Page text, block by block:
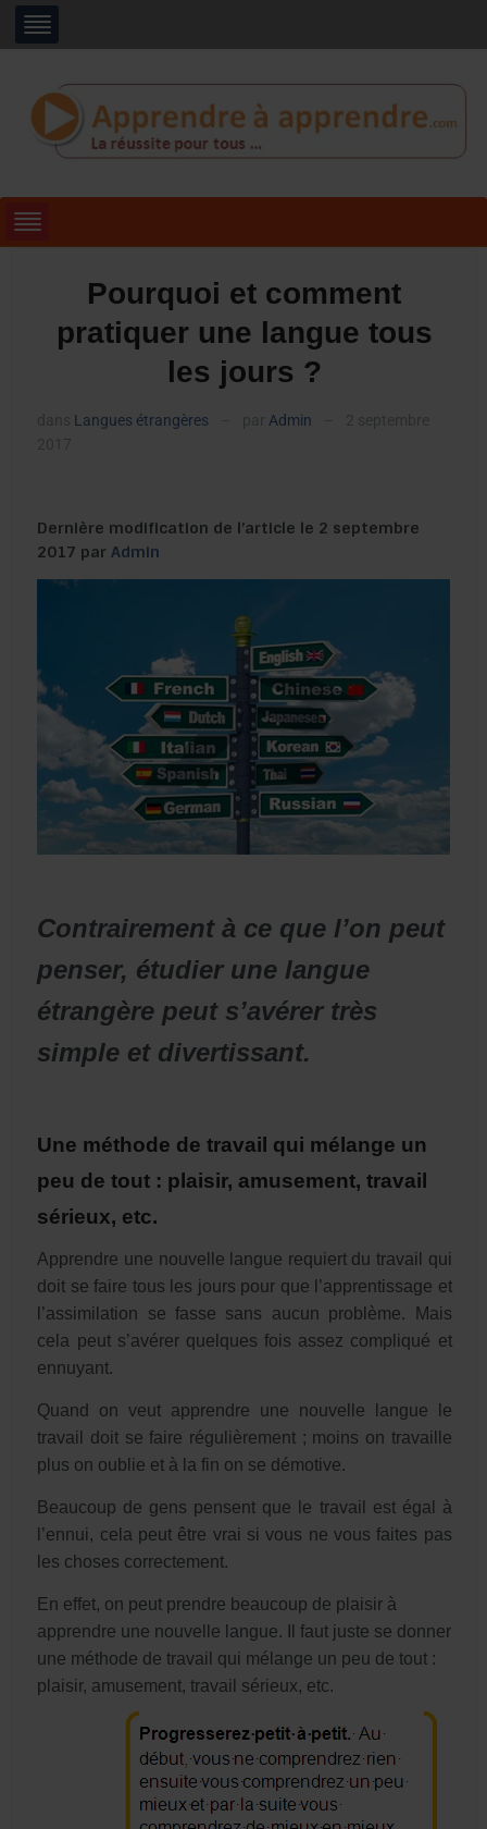
Pourquoi et comment
pratiquer une langue tous
les jours ?
Langues étrangères Admin
Dernière modification de l’article le 2 septembre
2017 parAdmin
Contrairement à ce que l’on peut
penser, étudier une langue
étrangère peut s’avérer très
simple et divertissant.
Une méthode de travail qui mélange un
peu de tout : plaisir, amusement, travail
sérieux, etc.
Apprendre une nouvelle langue requiert du travail qui
doit se faire tous les jours pour que l’apprentissage et
l’assimilation se fasse sans aucun problème. Mais
cela peut s’avérer quelques fois assez compliqué et
ennuyant.
Quand on veut apprendre une nouvelle langue le
travail doit se faire régulièrement ; moins on travaille
plus on oublie et à la fin on se démotive.
Beaucoup de gens pensent que le travail est égal à
l’ennui, cela peut être vrai si vous ne vous faites pas
les choses correctement.
En effet, on peut prendre beaucoup de plaisir à
apprendre une nouvelle langue. Il faut juste se donner
une méthode de travail qui mélange un peu de tout :
plaisir, amusement, travail sérieux, etc.